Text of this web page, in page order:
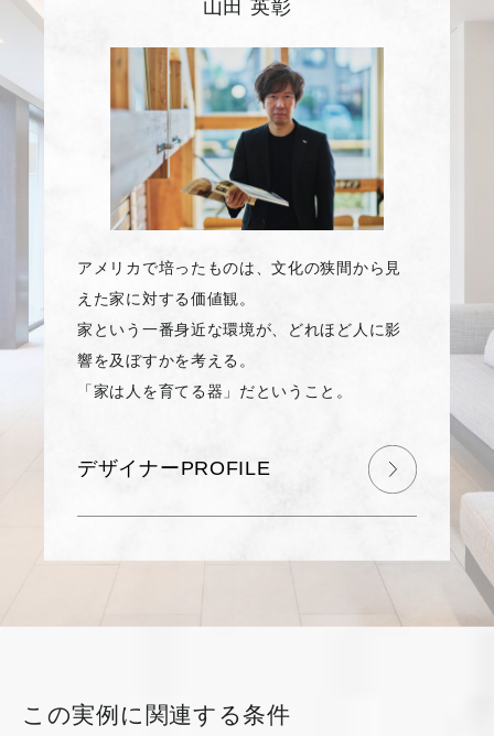
山田 英彰
アメリカで培ったものは、文化の狭間から見
えた家に対する価値観。
家という一番身近な環境が、どれほど人に影
響を及ぼすかを考える。
「家は人を育てる器」だということ。
デザイナーPROFILE
この実例に関連する条件